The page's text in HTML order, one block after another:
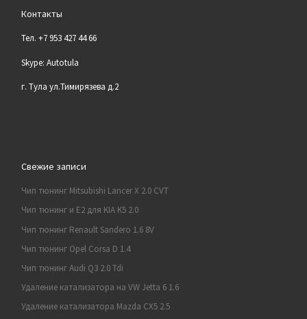
Контакты
Тел. +7 953 427 44 66
Skype: Autotula
г. Тула ул.Тимирязева д.2
Свежие записи
Чип тюнинг Mitsubishi Lancer X 2.0 CVT
Чип тюнинг и E2 для KIA K5 2.0
Чип тюнинг Renault Sandero 1.6 8V
Чип тюнинг Opel Corsa D 1.4
Чип тюнинг Audi Q3 2.0 Tdi
Удаление катализатора на VW Jetta 6 1.6
Удаление катализатора Mazda CX5 2.5